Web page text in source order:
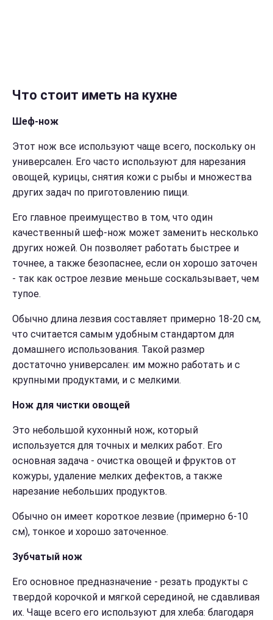
Что стоит иметь на кухне
Шеф-нож
Этот нож все используют чаще всего, поскольку он
универсален. Его часто используют для нарезания
овощей, курицы, снятия кожи с рыбы и множества
других задач по приготовлению пищи.
Его главное преимущество в том, что один
качественный шеф-нож может заменить несколько
других ножей. Он позволяет работать быстрее и
точнее, а также безопаснее, если он хорошо заточен
- так как острое лезвие меньше соскальзывает, чем
тупое.
Обычно длина лезвия составляет примерно 18-20 см,
что считается самым удобным стандартом для
домашнего использования. Такой размер
достаточно универсален: им можно работать и с
крупными продуктами, и с мелкими.
Нож для чистки овощей
Это небольшой кухонный нож, который
используется для точных и мелких работ. Его
основная задача - очистка овощей и фруктов от
кожуры, удаление мелких дефектов, а также
нарезание небольших продуктов.
Обычно он имеет короткое лезвие (примерно 6-10
см), тонкое и хорошо заточенное.
Зубчатый нож
Его основное предназначение - резать продукты с
твердой корочкой и мягкой серединой, не сдавливая
их. Чаще всего его используют для хлеба: благодаря